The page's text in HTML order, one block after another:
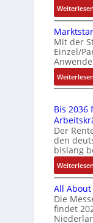
Mit der
Einzel/
Bis 2036
Der
den
bislang
All
Die
findet